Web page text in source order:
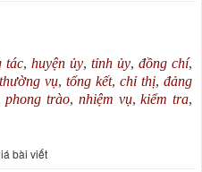
tác, huyện ủy, tỉnh ủy, đồng chí,
thường vụ, tổng kết, chỉ thị, đảng
phong trào, nhiệm vụ,kiểm tra,
bài viết